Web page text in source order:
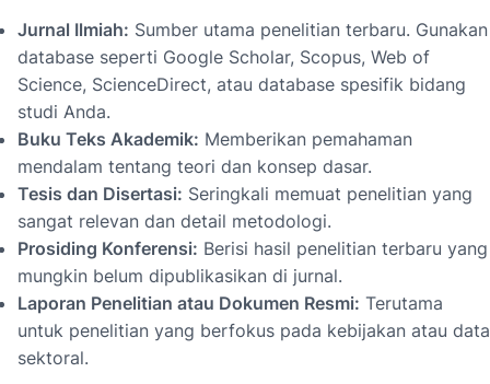
Jurnal Ilmiah: Sumber utama penelitian terbaru. Gunakan
database seperti Google Scholar, Scopus, Web of
Science, ScienceDirect, atau database spesifik bidang
studi Anda.
Buku Teks Akademik: Memberikan pemahaman
mendalam tentang teori dan konsep dasar.
Tesis dan Disertasi: Seringkali memuat penelitian yang
sangat relevan dan detail metodologi.
Prosiding Konferensi: Berisi hasil penelitian terbaru yang
mungkin belum dipublikasikan di jurnal.
Laporan Penelitian atau Dokumen Resmi: Terutama
untuk penelitian yang berfokus pada kebijakan atau data
sektoral.